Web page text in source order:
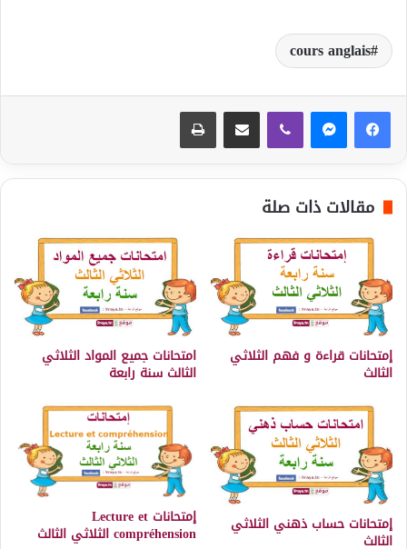
cours anglais
مقالات ذات صلة
إمتحانات قراءة و فهم الثلاثي
الثالث
امتحانات جميع المواد الثلاثي
الثالث سنة رابعة
إمتحانات حساب ذهني الثلاثي
الثالث
إمتحانات Lecture et
compréhension الثلاثي الثالث